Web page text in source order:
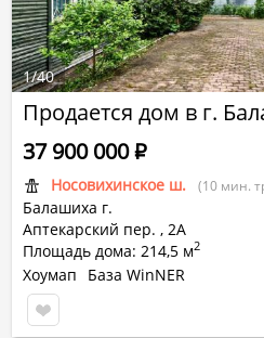
Продается дом в г.
Носовихинское ш. (10 мин.
Балашиха г.
Аптекарский пер. , 2А
Площадь дома: 214,5 м2
37 900 000Р
Хоумап
База WinNER
1/40